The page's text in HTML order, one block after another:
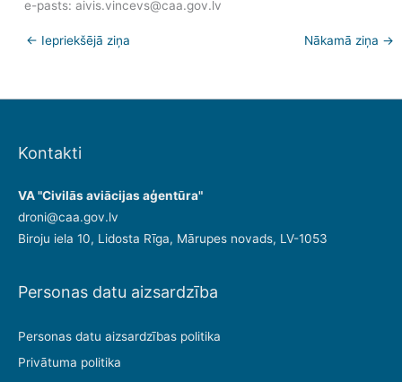
e-pasts: aivis.vincevs@caa.gov.lv
← Iepriekšējā ziņa Nākamā ziņa →
Kontakti
VA "Civilās aviācijas aģentūra"
droni@caa.gov.lv
Biroju iela 10, Lidosta Rīga, Mārupes novads, LV-1053
Personas datu aizsardzība
Personas datu aizsardzības politika
Privātuma politika